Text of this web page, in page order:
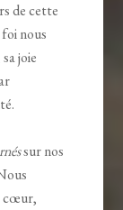
de cette
nous
joie
sur nos
cœur,